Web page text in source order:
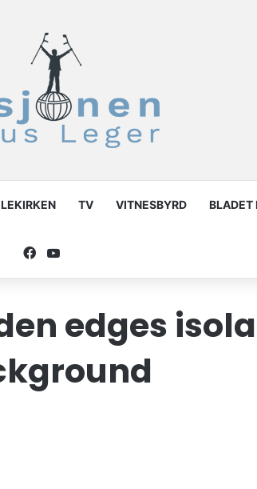
TV VITNESBYRD BLADET
Facebook
YouTube
edges